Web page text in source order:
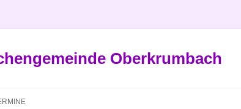
Oberkrumbach